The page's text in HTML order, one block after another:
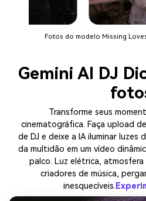
Fotos do modelo Missing
Gemini AI DJ
Transforme seus
cinematográfica. Faça upload
de DJ e deixe a IA iluminar luzes
da multidão em um vídeo
palco. Luz elétrica,
criadores de música,
inesquecíveis.